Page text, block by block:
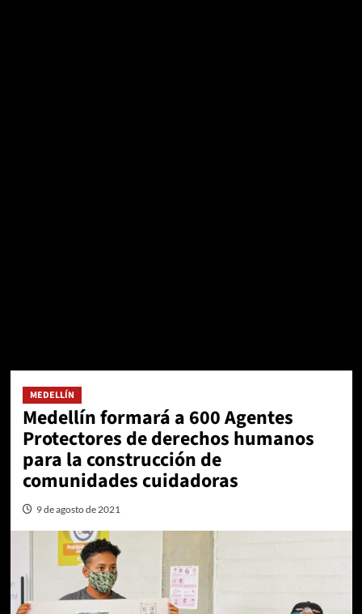
MEDELLÍN
Medellín formará a 600 Agentes
Protectores de derechos humanos
para la construcción de
comunidades cuidadoras
9 de agosto de 2021